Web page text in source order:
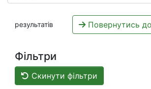
результатів Повернутись
Фільтри
Скинути фільтри